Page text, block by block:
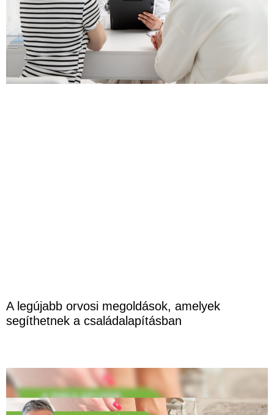
A legújabb orvosi megoldások, amelyek
segíthetnek a családalapításban